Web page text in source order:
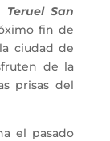
Teruel San
fin de
ciudad de
de la
prisas del
el pasado